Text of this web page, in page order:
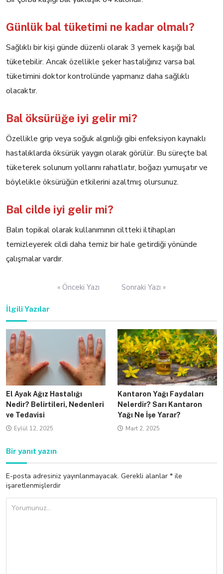
Günlük bal tüketimi ne kadar olmalı?
Sağlıklı bir kişi günde düzenli olarak 3 yemek kaşığı bal
tüketebilir. Ancak özellikle şeker hastalığınız varsa bal
tüketimini doktor kontrolünde yapmanız daha sağlıklı
olacaktır.
Bal öksürüğe iyi gelir mi?
Özellikle grip veya soğuk algınlığı gibi enfeksiyon kaynaklı
hastalıklarda öksürük yaygın olarak görülür. Bu süreçte bal
tüketerek solunum yollarını rahatlatır, boğazı yumuşatır ve
böylelikle öksürüğün etkilerini azaltmış olursunuz.
Bal cilde iyi gelir mi?
Balın topikal olarak kullanımının ciltteki iltihapları
temizleyerek cildi daha temiz bir hale getirdiği yönünde
çalışmalar vardır.
« Önceki Yazı Sonraki Yazı »
İlgili Yazılar
El Ayak Ağız Hastalığı
Nedir? Belirtileri, Nedenleri
ve Tedavisi
Eylül 12, 2025
Kantaron Yağı Faydaları
Nelerdir? Sarı Kantaron
Yağı Ne İşe Yarar?
Mart 2, 2025
Bir yanıt yazın
E-posta adresiniz yayınlanmayacak. Gerekli alanlar * ile
işaretlenmişlerdir